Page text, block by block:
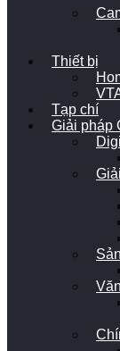
Thiết bị
Tạp chí
Giải pháp